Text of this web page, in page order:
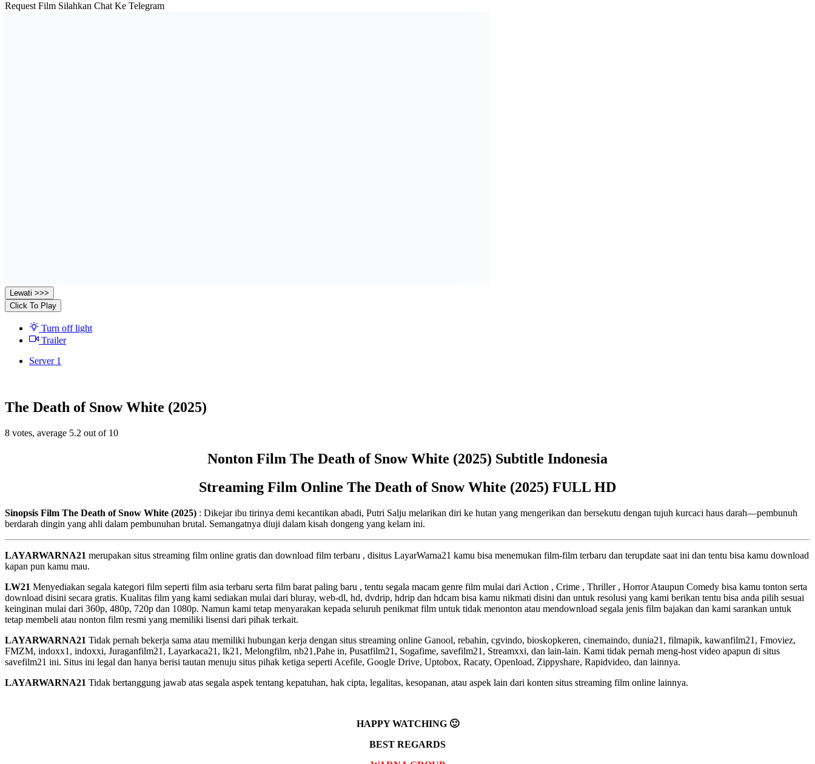
Request Film Silahkan Chat Ke Telegram
Lewati >>>
Click To Play
Turn off light
Trailer
Server 1
The Death of Snow White (2025)
8 votes, average 5.2 out of 10
Nonton Film The Death of Snow White (2025) Subtitle Indonesia
Streaming Film Online The Death of Snow White (2025) FULL HD
Sinopsis Film The Death of Snow White (2025) : Dikejar ibu tirinya demi kecantikan abadi, Putri Salju melarikan diri ke hutan yang mengerikan dan bersekutu dengan tujuh kurcaci haus darah—pembunuh
berdarah dingin yang ahli dalam pembunuhan brutal. Semangatnya diuji dalam kisah dongeng yang kelam ini.
LAYARWARNA21 merupakan situs streaming film online gratis dan download film terbaru , disitus LayarWarna21 kamu bisa menemukan film-film terbaru dan terupdate saat ini dan tentu bisa kamu download
kapan pun kamu mau.
LW21 Menyediakan segala kategori film seperti film asia terbaru serta film barat paling baru , tentu segala macam genre film mulai dari Action , Crime , Thriller , Horror Ataupun Comedy bisa kamu tonton serta
download disini secara gratis. Kualitas film yang kami sediakan mulai dari bluray, web-dl, hd, dvdrip, hdrip dan hdcam bisa kamu nikmati disini dan untuk resolusi yang kami berikan tentu bisa anda pilih sesuai
keinginan mulai dari 360p, 480p, 720p dan 1080p. Namun kami tetap menyarakan kepada seluruh penikmat film untuk tidak menonton atau mendownload segala jenis film bajakan dan kami sarankan untuk
tetap membeli atau nonton film resmi yang memiliki lisensi dari pihak terkait.
LAYARWARNA21 Tidak pernah bekerja sama atau memiliki hubungan kerja dengan situs streaming online Ganool, rebahin, cgvindo, bioskopkeren, cinemaindo, dunia21, filmapik, kawanfilm21, Fmoviez,
FMZM, indoxx1, indoxxi, Juraganfilm21, Layarkaca21, lk21, Melongfilm, nb21,Pahe in, Pusatfilm21, Sogafime, savefilm21, Streamxxi, dan lain-lain. Kami tidak pernah meng-host video apapun di situs
savefilm21 ini. Situs ini legal dan hanya berisi tautan menuju situs pihak ketiga seperti Acefile, Google Drive, Uptobox, Racaty, Openload, Zippyshare, Rapidvideo, dan lainnya.
LAYARWARNA21 Tidak bertanggung jawab atas segala aspek tentang kepatuhan, hak cipta, legalitas, kesopanan, atau aspek lain dari konten situs streaming film online lainnya.
HAPPY WATCHING 🙂
BEST REGARDS